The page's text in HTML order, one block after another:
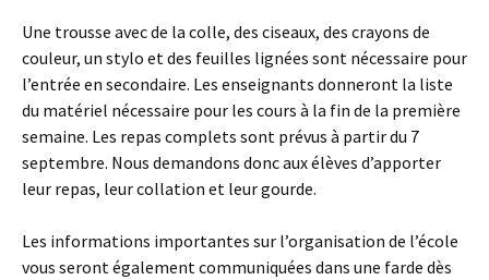
Une trousse avec de la colle, des ciseaux, des crayons de
couleur, un stylo et des feuilles lignées sont nécessaire pour
l’entrée en secondaire. Les enseignants donneront la liste
du matériel nécessaire pour les cours à la fin de la première
semaine. Les repas complets sont prévus à partir du 7
septembre. Nous demandons donc aux élèves d’apporter
leur repas, leur collation et leur gourde.
Les informations importantes sur l’organisation de l’école
vous seront également communiquées dans une farde dès